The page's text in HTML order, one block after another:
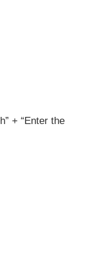
+ “Enter the